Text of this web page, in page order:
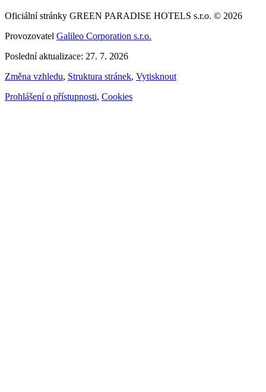
Oficiální stránky GREEN PARADISE HOTELS s.r.o. © 2026
Provozovatel Galileo Corporation s.r.o.
Poslední aktualizace: 27. 7. 2026
Změna vzhledu, Struktura stránek, Vytisknout
Prohlášení o přístupnosti, Cookies